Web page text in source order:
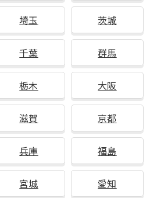
埼玉 茨城
千葉 群馬
栃木 大阪
滋賀 京都
兵庫 福島
宮城 愛知